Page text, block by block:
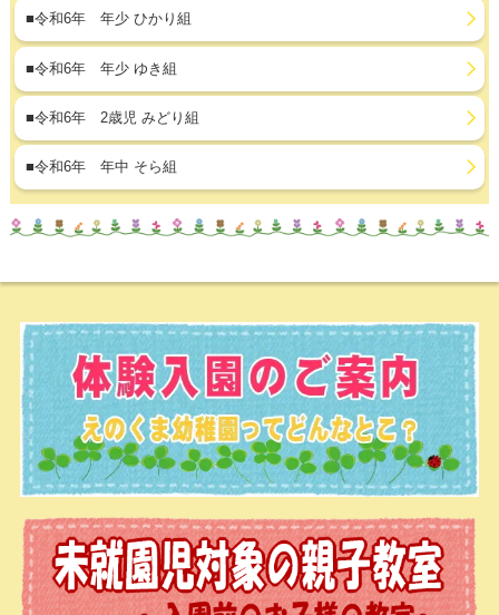
■令和6年 年少 ひかり組
■令和6年 年少 ゆき組
■令和6年 2歳児 みどり組
■令和6年 年中 そら組